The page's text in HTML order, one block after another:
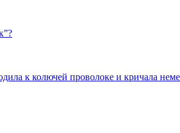
к колючей проволоке и кричала